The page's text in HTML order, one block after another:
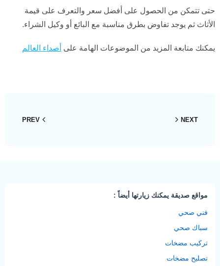
حتى تتمكن من الحصول على أفضل سعر والتعرف على قيمة
الأثاث ثم يوجد تفاوض بطرق مناسبة مع البائع أو وكيل الشراء.
يمكنك متابعة المزيد من الموضوعات الهامة على أصداء العالم
PREV NEXT
مواقع صديقة يمكنك زيارتها أيضاً :
فني صحي
سباك صحي
تركيب مضخات
تصليح مضخات